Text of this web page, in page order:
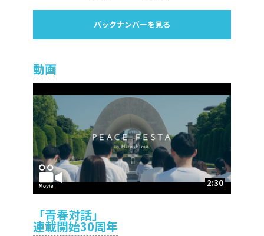
バックナンバーを見る
動画
2:30
「青春対話」
連載開始30周年